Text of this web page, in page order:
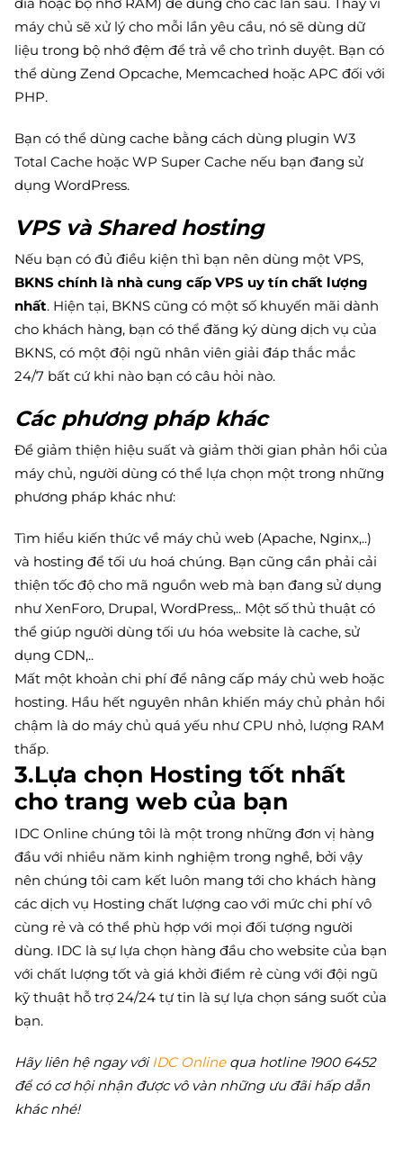
máy chủ sẽ xử lý cho mỗi lần yêu cầu, nó sẽ dùng dữ
liệu trong bộ nhớ đệm để trả về cho trình duyệt. Bạn có
thể dùng Zend Opcache, Memcached hoặc APC đối với
PHP.
Bạn có thể dùng cache bằng cách dùng plugin W3
Total Cache hoặc WP Super Cache nếu bạn đang sử
dụng WordPress.
VPS và Shared hosting
Nếu bạn có đủ điều kiện thì bạn nên dùng một VPS,
BKNS chính là nhà cung cấp VPS uy tín chất lượng
nhất. Hiện tại, BKNS cũng có một số khuyến mãi dành
cho khách hàng, bạn có thể đăng ký dùng dịch vụ của
BKNS, có một đội ngũ nhân viên giải đáp thắc mắc
24/7 bất cứ khi nào bạn có câu hỏi nào.
Các phương pháp khác
Để giảm thiện hiệu suất và giảm thời gian phản hồi của
máy chủ, người dùng có thể lựa chọn một trong những
phương pháp khác như:
Tìm hiểu kiến thức về máy chủ web (Apache, Nginx,..)
và hosting để tối ưu hoá chúng. Bạn cũng cần phải cải
thiện tốc độ cho mã nguồn web mà bạn đang sử dụng
như XenForo, Drupal, WordPress,.. Một số thủ thuật có
thể giúp người dùng tối ưu hóa website là cache, sử
dụng CDN,..
Mất một khoản chi phí để nâng cấp máy chủ web hoặc
hosting. Hầu hết nguyên nhân khiến máy chủ phản hồi
chậm là do máy chủ quá yếu như CPU nhỏ, lượng RAM
thấp.
3.Lựa chọn Hosting tốt nhất
cho trang web của bạn
IDC Online chúng tôi là một trong những đơn vị hàng
đầu với nhiều năm kinh nghiệm trong nghề, bởi vậy
nên chúng tôi cam kết luôn mang tới cho khách hàng
các dịch vụ Hosting chất lượng cao với mức chi phí vô
cùng rẻ và có thể phù hợp với mọi đối tượng người
dùng. IDC là sự lựa chọn hàng đầu cho website của bạn
với chất lượng tốt và giá khởi điểm rẻ cùng với đội ngũ
kỹ thuật hỗ trợ 24/24 tự tin là sự lựa chọn sáng suốt của
bạn.
Hãy liên hệ ngay vớiIDC Onlinequa hotline 1900 6452
để có cơ hội nhận được vô vàn những ưu đãi hấp dẫn
khác nhé!